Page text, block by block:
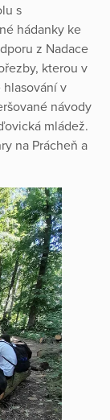
s
hádanky ke
z Nadace
kterou v
v
návody
mládež.
na Prácheň a